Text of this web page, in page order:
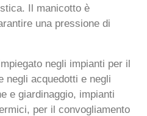
Il manicotto è
una pressione di
negli impianti per il
negli acquedotti e negli
e giardinaggio, impianti
per il convogliamento